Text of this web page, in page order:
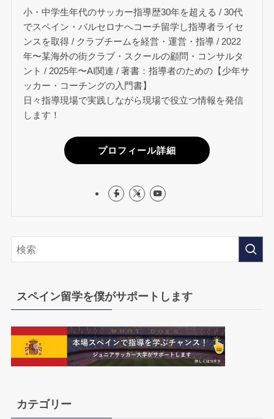
小・中学生年代のサッカー指導歴30年を超える / 30代
でスペイン・バルセロナへコーチ留学し指導者ライセ
ンスを取得 / クラブチームを経営・運営・指導 / 2022
年〜某海外の街クラブ・スクールの顧問・コンサルタ
ント / 2025年〜AI関連 / 著書：指導者のための【少年サ
ッカー・コーチングの入門書】
日々指導現場で実践しながら現場で役立つ情報を発信
します！
プロフィール詳細
スペイン留学を僕がサポートします
カテゴリー